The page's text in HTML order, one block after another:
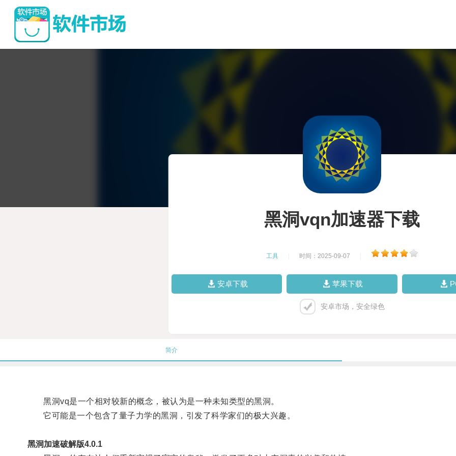
黑洞vqn加速器下载
工具 时间：2025-09-07
安卓下载 苹果下载
安卓市场，安全绿色
简介
黑洞vq是一个相对较新的概念，被认为是一种未知类型的黑洞。
它可能是一个包含了量子力学的黑洞，引发了科学家们的极大兴趣。
黑洞加速破解版4.0.1